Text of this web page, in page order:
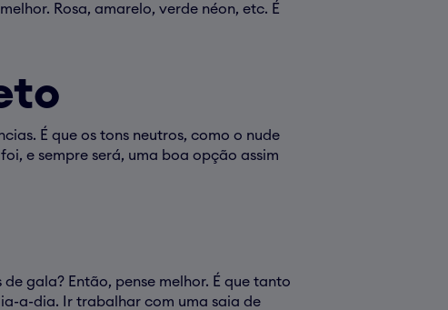
Rosa, amarelo, verde néon, etc. É
É que os tons neutros, como o nude
e sempre será, uma boa opção assim
gala? Então, pense melhor. É que tanto
a-dia. Ir trabalhar com uma saia de